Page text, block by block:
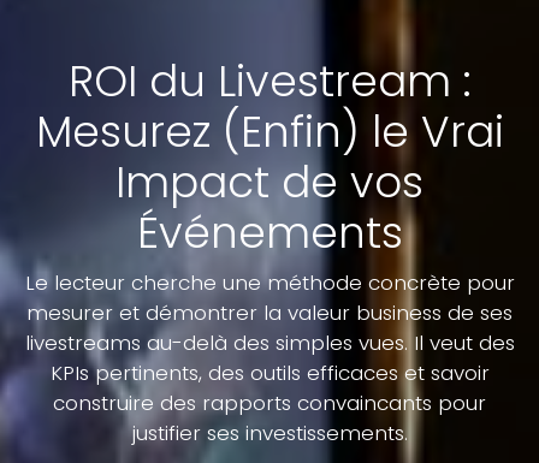
ROI du Livestream :
Mesurez (Enfin) le Vrai
Impact de vos
Événements
Le lecteur cherche une méthode concrète pour
mesurer et démontrer la valeur business de ses
livestreams au-delà des simples vues. Il veut des
KPIs pertinents, des outils efficaces et savoir
construire des rapports convaincants pour
justifier ses investissements.